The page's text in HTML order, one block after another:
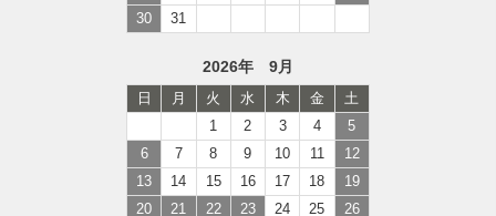
30
31
2026年 9月
日 月 火 水 木 金
土
1
2 3 4
5
6
7 8 9 10 11
12
13
14 15 16 17 18
19
20
21 22 23 24 25
26